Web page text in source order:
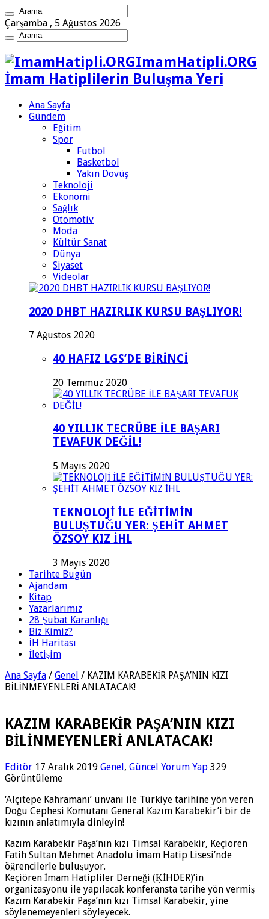
Çarşamba , 5 Ağustos 2026
ImamHatipli.ORG
İmam Hatiplilerin Buluşma Yeri
Ana Sayfa
Gündem
Eğitim
Spor
Futbol
Basketbol
Yakın Dövüş
Teknoloji
Ekonomi
Sağlık
Otomotiv
Moda
Kültür Sanat
Dünya
Siyaset
Videolar
2020 DHBT HAZIRLIK KURSU BAŞLIYOR!
7 Ağustos 2020
40 HAFIZ LGS’DE BİRİNCİ
20 Temmuz 2020
40 YILLIK TECRÜBE İLE BAŞARI
TEVAFUK DEĞİL!
5 Mayıs 2020
TEKNOLOJİ İLE EĞİTİMİN
BULUŞTUĞU YER: ŞEHİT AHMET
ÖZSOY KIZ İHL
3 Mayıs 2020
Tarihte Bugün
Ajandam
Kitap
Yazarlarımız
28 Şubat Karanlığı
Biz Kimiz?
İH Haritası
İletişim
Ana Sayfa / Genel / KAZIM KARABEKİR PAŞA’NIN KIZI
BİLİNMEYENLERİ ANLATACAK!
KAZIM KARABEKİR PAŞA’NIN KIZI
BİLİNMEYENLERİ ANLATACAK!
Editör 17 Aralık 2019 Genel , Güncel Yorum Yap 329
Görüntüleme
‘Alçıtepe Kahramanı’ unvanı ile Türkiye tarihine yön veren
Doğu Cephesi Komutanı General Kazım Karabekir’i bir de
kızının anlatımıyla dinleyin!
Kazım Karabekir Paşa’nın kızı Timsal Karabekir, Keçiören
Fatih Sultan Mehmet Anadolu İmam Hatip Lisesi’nde
öğrencilerle buluşuyor.
Keçiören İmam Hatipliler Derneği (ĶİHDER)’in
organizasyonu ile yapılacak konferansta tarihe yön vermiş
Kazım Karabekir Paşa’nın kızı Timsal Karabekir, yine
söylenemeyenleri söyleyecek.